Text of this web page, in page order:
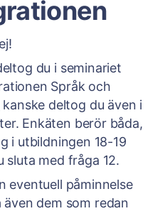
du i seminariet
Språk och
deltog du även i
Enkäten berör båda,
i utbildningen 18-19
sluta med fråga 12.
eventuell påminnelse
dem som redan